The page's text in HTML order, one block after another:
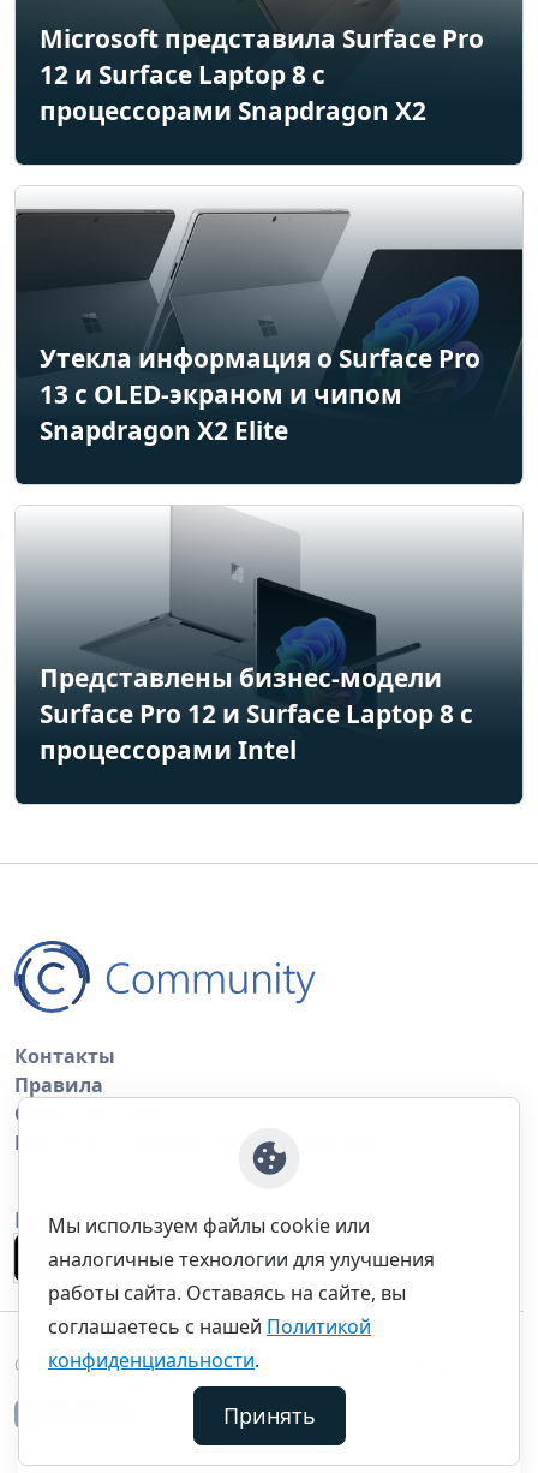
Microsoft представила Surface Pro
12 и Surface Laptop 8 с
процессорами Snapdragon X2
Утекла информация о Surface Pro
13 с OLED-экраном и чипом
Snapdragon X2 Elite
Представлены бизнес-модели
Surface Pro 12 и Surface Laptop 8 с
процессорами Intel
Контакты
Правила
Обратная связь
Правила копирования материалов
Приложение
©thecommunity.ru 2026. Все права защищены.
Мы используем файлы cookie или
аналогичные технологии для улучшения
работы сайта. Оставаясь на сайте, вы
соглашаетесь с нашей Политикой
конфиденциальности.
Принять